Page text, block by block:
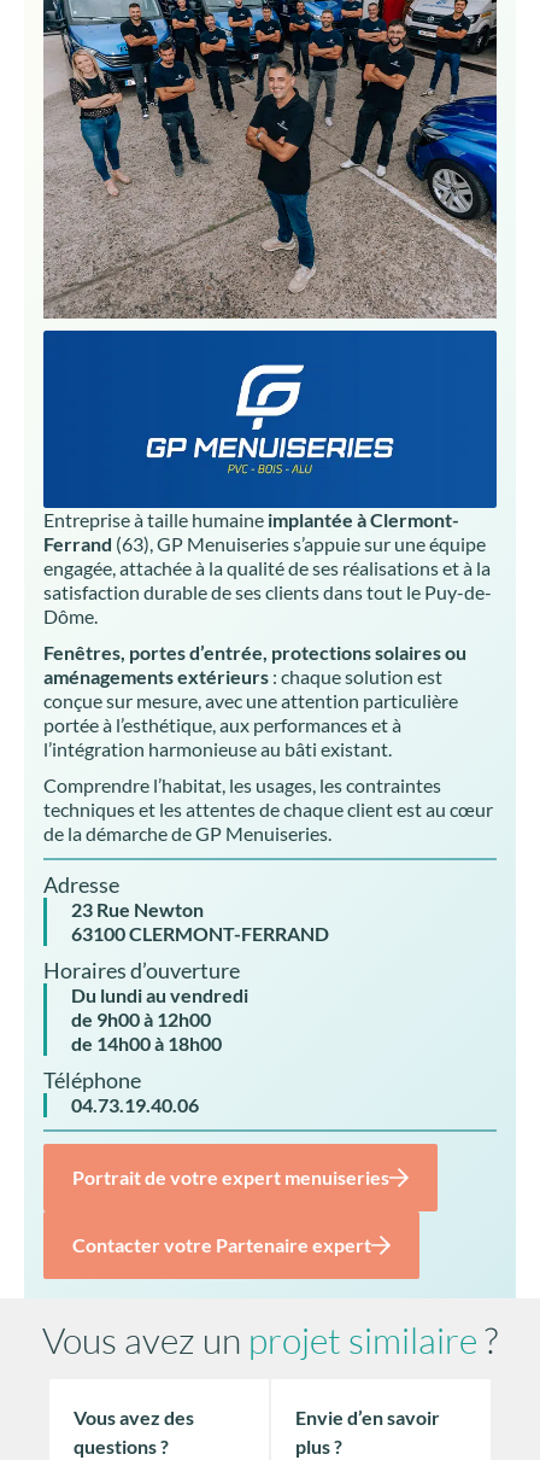
Entreprise à taille humaine implantée à Clermont-
Ferrand (63), GP Menuiseries s’appuie sur une équipe
engagée, attachée à la qualité de ses réalisations et à la
satisfaction durable de ses clients dans tout le Puy-de-
Dôme.
Fenêtres, portes d’entrée, protections solaires ou
aménagements extérieurs : chaque solution est
conçue sur mesure, avec une attention particulière
portée à l’esthétique, aux performances et à
l’intégration harmonieuse au bâti existant.
Comprendre l’habitat, les usages, les contraintes
techniques et les attentes de chaque client est au cœur
de la démarche de GP Menuiseries.
Adresse
23 Rue Newton
63100 CLERMONT-FERRAND
Horaires d’ouverture
Du lundi au vendredi
de 9h00 à 12h00
de 14h00 à 18h00
Téléphone
04.73.19.40.06
Portrait de votre expert menuiseries
Contacter votre Partenaire expert
Vous avez un projet similaire?
Vous avez des
questions ?
Envie d’en savoir
plus ?